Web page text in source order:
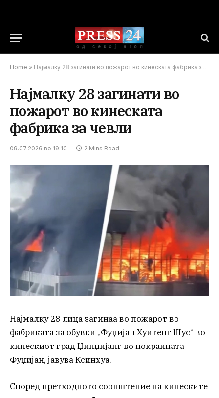
Home » Најмалку 28 загинати во пожарот во кинеската фабрика за чевли
Најмалку 28 загинати во
пожарот во кинеската
фабрика за чевли
09.07.2026 во 19:10 2 Mins Read
Најмалку 28 лица загинаа во пожарот во
фабриката за обувки „Фуџијан Хуитенг Шус“ во
кинескиот град Џинџијанг во покраината
Фуџијан, јавува Ксинхуа.
Според претходното соопштение на кинеските